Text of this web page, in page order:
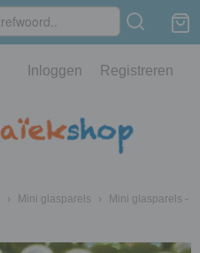
Inloggen Registreren
› Mini glasparels ›
Mini glasparels -